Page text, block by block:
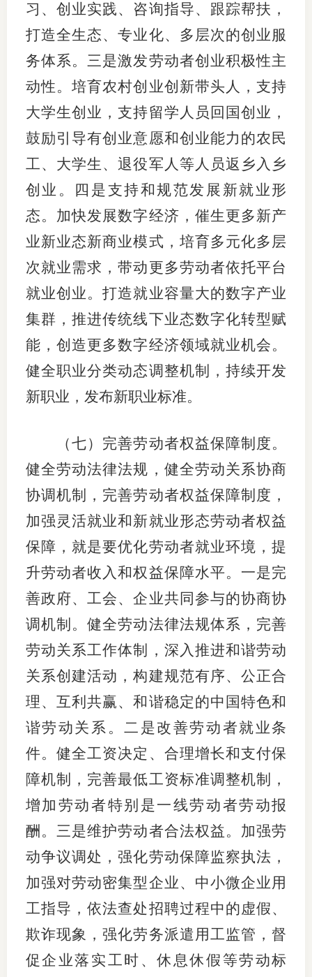
习、创业实践、咨询指导、跟踪帮扶，
打造全生态、专业化、多层次的创业服
务体系。三是激发劳动者创业积极性主
动性。培育农村创业创新带头人，支持
大学生创业，支持留学人员回国创业，
鼓励引导有创业意愿和创业能力的农民
工、大学生、退役军人等人员返乡入乡
创业。四是支持和规范发展新就业形
态。加快发展数字经济，催生更多新产
业新业态新商业模式，培育多元化多层
次就业需求，带动更多劳动者依托平台
就业创业。打造就业容量大的数字产业
集群，推进传统线下业态数字化转型赋
能，创造更多数字经济领域就业机会。
健全职业分类动态调整机制，持续开发
新职业，发布新职业标准。
（七）完善劳动者权益保障制度。
健全劳动法律法规，健全劳动关系协商
协调机制，完善劳动者权益保障制度，
加强灵活就业和新就业形态劳动者权益
保障，就是要优化劳动者就业环境，提
升劳动者收入和权益保障水平。一是完
善政府、工会、企业共同参与的协商协
调机制。健全劳动法律法规体系，完善
劳动关系工作体制，深入推进和谐劳动
关系创建活动，构建规范有序、公正合
理、互利共赢、和谐稳定的中国特色和
谐劳动关系。二是改善劳动者就业条
件。健全工资决定、合理增长和支付保
障机制，完善最低工资标准调整机制，
增加劳动者特别是一线劳动者劳动报
酬。三是维护劳动者合法权益。加强劳
动争议调处，强化劳动保障监察执法，
加强对劳动密集型企业、中小微企业用
工指导，依法查处招聘过程中的虚假、
欺诈现象，强化劳务派遣用工监管，督
促企业落实工时、休息休假等劳动标